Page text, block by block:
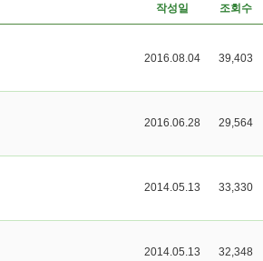
작성일 조회수
2016.08.04 39,403
2016.06.28 29,564
2014.05.13 33,330
2014.05.13 32,348